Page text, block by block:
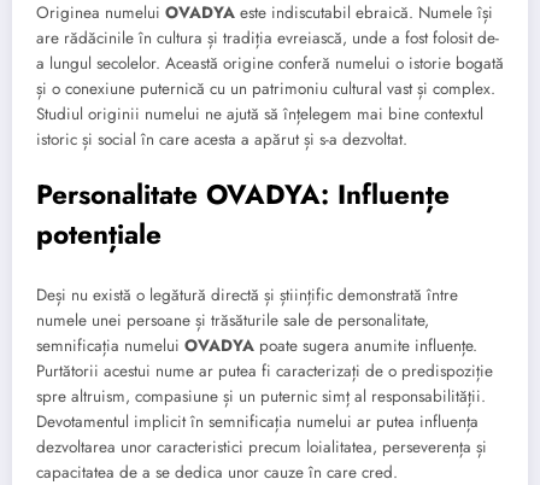
Originea numelui OVADYA este indiscutabil ebraică. Numele își
are rădăcinile în cultura și tradiția evreiască, unde a fost folosit de-
a lungul secolelor. Această origine conferă numelui o istorie bogată
și o conexiune puternică cu un patrimoniu cultural vast și complex.
Studiul originii numelui ne ajută să înțelegem mai bine contextul
istoric și social în care acesta a apărut și s-a dezvoltat.
Personalitate OVADYA: Influențe
potențiale
Deși nu există o legătură directă și științific demonstrată între
numele unei persoane și trăsăturile sale de personalitate,
semnificația numelui OVADYA poate sugera anumite influențe.
Purtătorii acestui nume ar putea fi caracterizați de o predispoziție
spre altruism, compasiune și un puternic simț al responsabilității.
Devotamentul implicit în semnificația numelui ar putea influența
dezvoltarea unor caracteristici precum loialitatea, perseverența și
capacitatea de a se dedica unor cauze în care cred.